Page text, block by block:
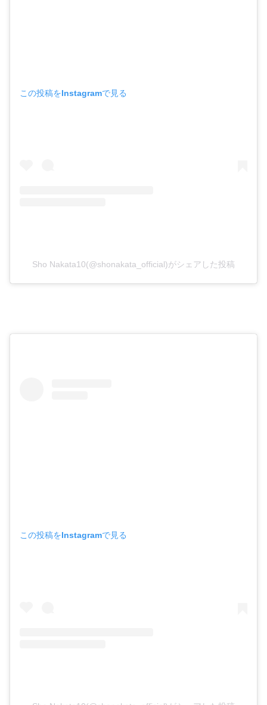
この投稿をInstagramで見る
Sho Nakata10(@shonakata_official)がシェアした投稿
この投稿をInstagramで見る